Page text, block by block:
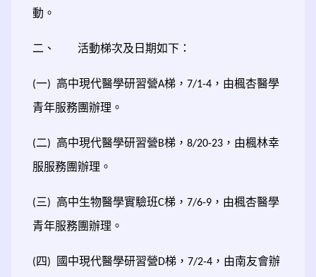
動。
二、 活動梯次及日期如下：
(一) 高中現代醫學研習營A梯， 7/1-4 ，由楓杏醫學
青年服務團辦理。
(二) 高中現代醫學研習營B梯， 8/20-23 ，由楓林幸
服服務團辦理。
(三) 高中生物醫學實驗班C梯， 7/6-9 ，由楓杏醫學
青年服務團辦理。
(四) 國中現代醫學研習營D梯， 7/2-4 ，由南友會辦